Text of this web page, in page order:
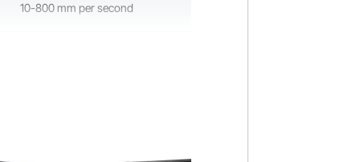
10-800 mm per second